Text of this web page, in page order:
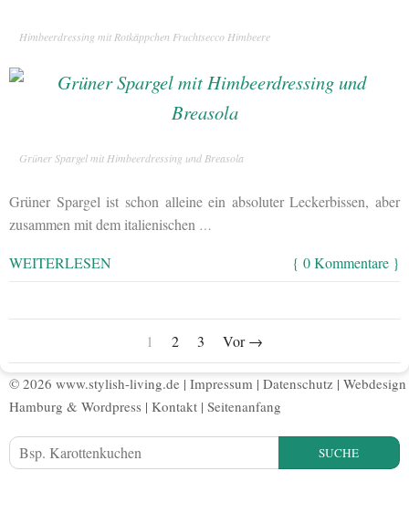
Himbeerdressing mit Rotkäppchen Fruchtsecco Himbeere
Grüner Spargel mit Himbeerdressing und Breasola
Grüner Spargel ist schon alleine ein absoluter Leckerbissen, aber
zusammen mit dem italienischen …
WEITERLESEN { 0 Kommentare }
1 2 3 Vor →
© 2026 www.stylish-living.de | Impressum | Datenschutz | Webdesign
Hamburg & Wordpress | Kontakt | Seitenanfang
SUCHE